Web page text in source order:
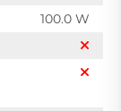
100.0 W